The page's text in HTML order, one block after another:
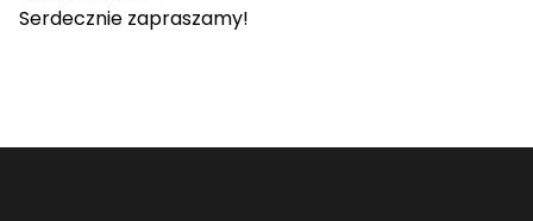
Serdecznie zapraszamy!